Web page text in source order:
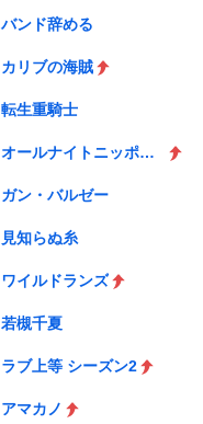
バンド辞める
カリブの海賊
転生重騎士
オールナイトニッポンX(クロス)
ガン・バルゼー
見知らぬ糸
ワイルドランズ
若槻千夏
ラブ上等 シーズン2
アマカノ